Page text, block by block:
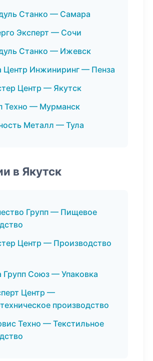
Станко — Самара
Эксперт — Сочи
Станко — Ижевск
Центр Инжиниринг — Пенза
Центр — Якутск
Техно — Мурманск
Металл — Тула
в Якутск
Групп — Пищевое
Центр — Производство
Групп Союз — Упаковка
Центр —
производство
Техно — Текстильное